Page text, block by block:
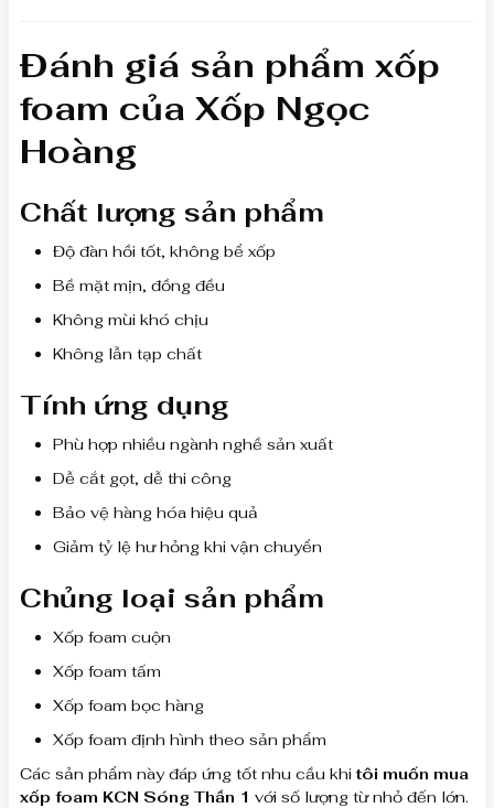
Đánh giá sản phẩm xốp
foam của Xốp Ngọc
Hoàng
Chất lượng sản phẩm
Độ đàn hồi tốt, không bể xốp
Bề mặt mịn, đồng đều
Không mùi khó chịu
Không lẫn tạp chất
Tính ứng dụng
Phù hợp nhiều ngành nghề sản xuất
Dễ cắt gọt, dễ thi công
Bảo vệ hàng hóa hiệu quả
Giảm tỷ lệ hư hỏng khi vận chuyển
Chủng loại sản phẩm
Xốp foam cuộn
Xốp foam tấm
Xốp foam bọc hàng
Xốp foam định hình theo sản phẩm
Các sản phẩm này đáp ứng tốt nhu cầu khi tôi muốn mua
xốp foam KCN Sóng Thần 1 với số lượng từ nhỏ đến lớn.